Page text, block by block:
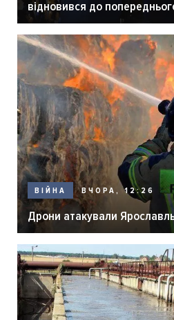
відновився до
ВІЙНА ВЧОРА, 12:26
Дрони атакували